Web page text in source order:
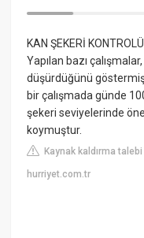
KAN ŞEKERİ
Yapılan bazı
düşürdüğünü
bir çalışmada günde
şekeri seviyelerinde
koymuştur.
Kaynak kaldırma talebi
hurriyet.com.tr